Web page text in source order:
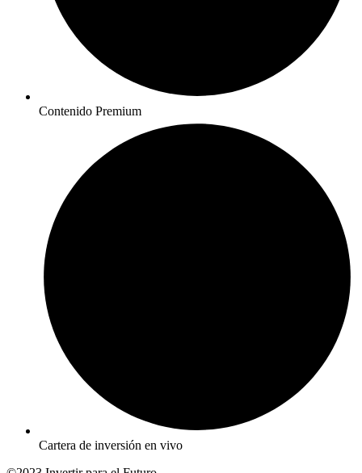
Contenido Premium
Cartera de inversión en vivo